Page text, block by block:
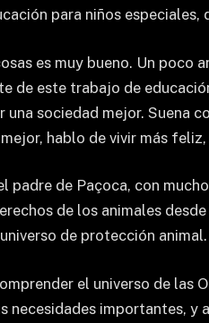
para niños
es muy bueno. Un
de este trabajo de
sociedad mejor. Suena
hablo de vivir más
padre de Paçoca, con
de los animales
de protección
el universo de las
necesidades importantes,